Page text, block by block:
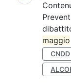
maggio
CNDD